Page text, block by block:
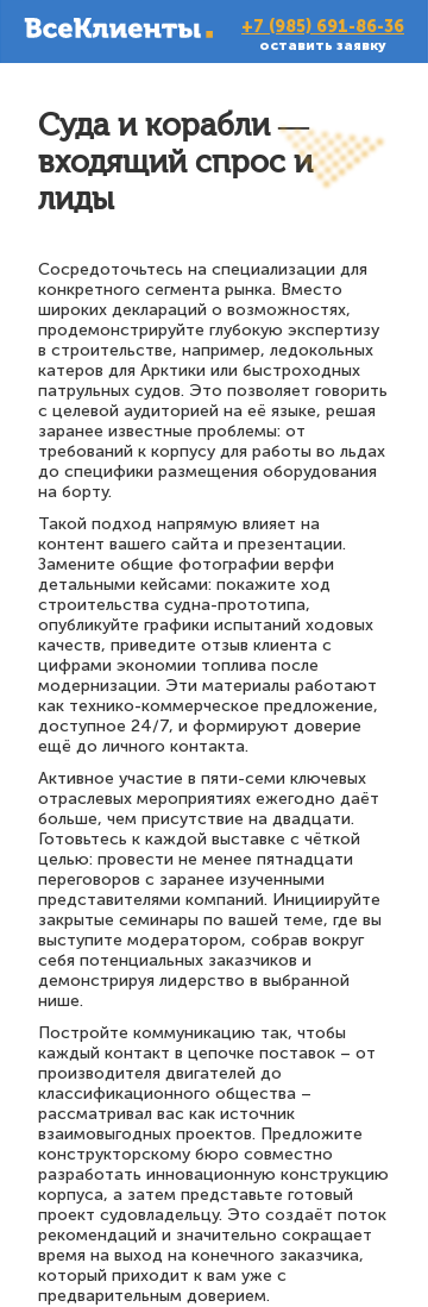
+7 (985) 691-86-36
оставить заявку
Суда и корабли —
входящий спрос и
лиды
Сосредоточьтесь на специализации для
конкретного сегмента рынка. Вместо
широких деклараций о возможностях,
продемонстрируйте глубокую экспертизу
в строительстве, например, ледокольных
катеров для Арктики или быстроходных
патрульных судов. Это позволяет говорить
с целевой аудиторией на её языке, решая
заранее известные проблемы: от
требований к корпусу для работы во льдах
до специфики размещения оборудования
на борту.
Такой подход напрямую влияет на
контент вашего сайта и презентации.
Замените общие фотографии верфи
детальными кейсами: покажите ход
строительства судна-прототипа,
опубликуйте графики испытаний ходовых
качеств, приведите отзыв клиента с
цифрами экономии топлива после
модернизации. Эти материалы работают
как технико-коммерческое предложение,
доступное 24/7, и формируют доверие
ещё до личного контакта.
Активное участие в пяти-семи ключевых
отраслевых мероприятиях ежегодно даёт
больше, чем присутствие на двадцати.
Готовьтесь к каждой выставке с чёткой
целью: провести не менее пятнадцати
переговоров с заранее изученными
представителями компаний. Инициируйте
закрытые семинары по вашей теме, где вы
выступите модератором, собрав вокруг
себя потенциальных заказчиков и
демонстрируя лидерство в выбранной
нише.
Постройте коммуникацию так, чтобы
каждый контакт в цепочке поставок – от
производителя двигателей до
классификационного общества –
рассматривал вас как источник
взаимовыгодных проектов. Предложите
конструкторскому бюро совместно
разработать инновационную конструкцию
корпуса, а затем представьте готовый
проект судовладельцу. Это создаёт поток
рекомендаций и значительно сокращает
время на выход на конечного заказчика,
который приходит к вам уже с
предварительным доверием.